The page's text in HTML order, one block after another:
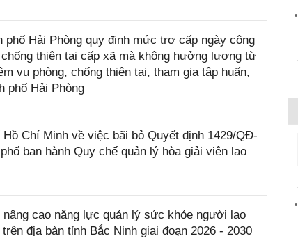
phố Hải Phòng quy định mức trợ cấp ngày công
thiên tai cấp xã mà không hưởng lương từ
vụ phòng, chống thiên tai, tham gia tập huấn,
phố Hải Phòng
Chí Minh về việc bãi bỏ Quyết định 1429/QĐ-
ban hành Quy chế quản lý hòa giải viên lao
cao năng lực quản lý sức khỏe người lao
địa bàn tỉnh Bắc Ninh giai đoạn 2026 - 2030